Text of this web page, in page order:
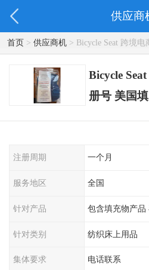
供应商
首页> 供应商机> Bicycle Seat 跨境
Bicycle
册号 美国
注册周期 一个月
服务地区 全国
针对产品 包含填充物产品
针对类别 纺织床上用品
集体要求 电话联系